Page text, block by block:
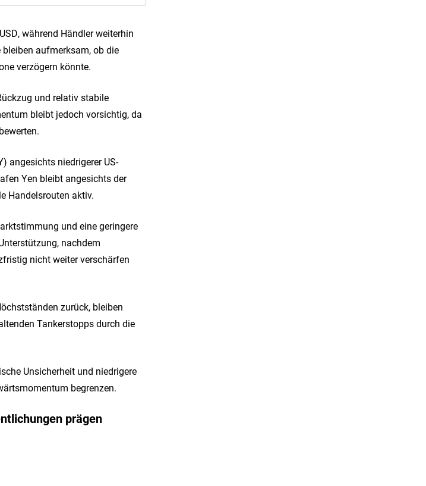
während Händler weiterhin
aufmerksam, ob die
verzögern könnte.
und relativ stabile
bleibt jedoch vorsichtig, da
angesichts niedrigerer US-
Yen bleibt angesichts der
Handelsrouten aktiv.
und eine geringere
nachdem
nicht weiter verschärfen
zurück, bleiben
Tankerstopps durch die
Unsicherheit und niedrigere
begrenzen.
prägen